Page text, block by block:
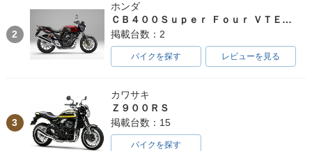
2
ホンダ
ＣＢ４００Ｓｕｐｅｒ Ｆｏｕｒ ＶＴＥＣ ＳＰＥＣ３
掲載台数：2
バイクを探す レビューを見る
3
カワサキ
Ｚ９００ＲＳ
掲載台数：15
バイクを探す